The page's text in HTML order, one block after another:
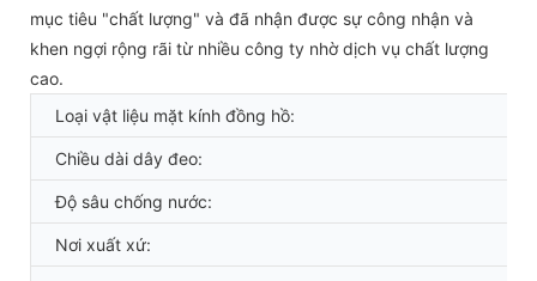
mục tiêu "chất lượng" và đã nhận được sự công nhận và
khen ngợi rộng rãi từ nhiều công ty nhờ dịch vụ chất lượng
cao.
Loại vật liệu mặt kính đồng hồ:
Chiều dài dây đeo:
Độ sâu chống nước:
Nơi xuất xứ: